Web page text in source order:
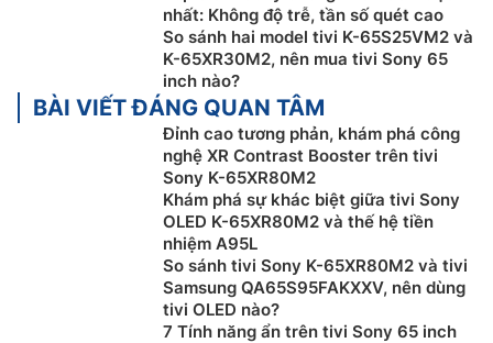
hơn 400.000 bộ phim và tập chương trình truyền hình
trên khắp các dịch vụ truyền hình trực tuyến, tập hợp
tại một nơi, sắp xếp theo chủ đề và thể loại dựa trên
nội dung bạn quan tâm.
nhất: Không độ trễ, tần số quét cao
So sánh hai model tivi K-65S25VM2 và
K-65XR30M2, nên mua tivi Sony 65
inch nào?
BÀI VIẾT ĐÁNG QUAN TÂM
Đỉnh cao tương phản, khám phá công
nghệ XR Contrast Booster trên tivi
Sony K-65XR80M2
Khám phá sự khác biệt giữa tivi Sony
OLED K-65XR80M2 và thế hệ tiền
nhiệm A95L
So sánh tivi Sony K-65XR80M2 và tivi
Samsung QA65S95FAKXXV, nên dùng
tivi OLED nào?
7 Tính năng ẩn trên tivi Sony 65 inch